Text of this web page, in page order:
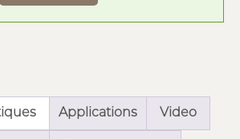
Applications Video